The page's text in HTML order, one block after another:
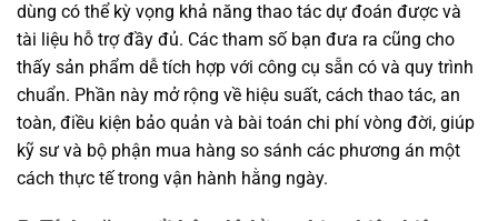
dùng có thể kỳ vọng khả năng thao tác dự đoán được và
tài liệu hỗ trợ đầy đủ. Các tham số bạn đưa ra cũng cho
thấy sản phẩm dễ tích hợp với công cụ sẵn có và quy trình
chuẩn. Phần này mở rộng về hiệu suất, cách thao tác, an
toàn, điều kiện bảo quản và bài toán chi phí vòng đời, giúp
kỹ sư và bộ phận mua hàng so sánh các phương án một
cách thực tế trong vận hành hằng ngày.